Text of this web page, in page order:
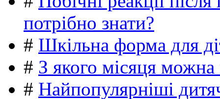
потрібно знати?
# Шкільна форма для
# З якого місяця можна
# Найпопулярніші